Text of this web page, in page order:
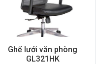
Ghế lưới văn phòng
GL321HK